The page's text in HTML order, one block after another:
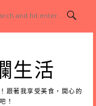
生活
跟著我享受美食，開心的
！